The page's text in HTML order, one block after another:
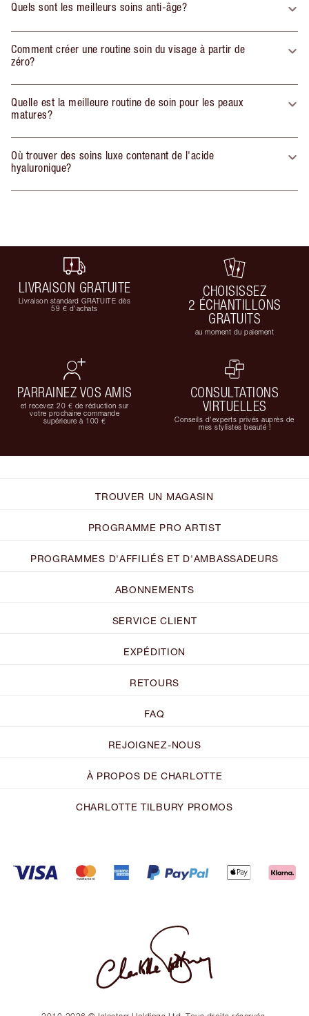
Quels sont les meilleurs soins anti-âge?
Comment créer une routine soin du visage à partir de
zéro?
Quelle est la meilleure routine de soin pour les peaux
matures?
Où trouver des soins luxe contenant de l'acide
hyaluronique?
LIVRAISON GRATUITE
Livraison standard GRATUITE dès
59 € d'achats
CHOISISSEZ
2 ÉCHANTILLONS
GRATUITS
au moment du paiement
PARRAINEZ VOS AMIS
et recevez 20 € de réduction sur
votre prochaine commande
supérieure à 100 €
CONSULTATIONS
VIRTUELLES
Conseils d'experts privés auprès de
mes stylistes beauté !
TROUVER UN MAGASIN
PROGRAMME PRO ARTIST
PROGRAMMES D'AFFILIÉS ET D'AMBASSADEURS
ABONNEMENTS
SERVICE CLIENT
EXPÉDITION
RETOURS
FAQ
REJOIGNEZ-NOUS
À PROPOS DE CHARLOTTE
CHARLOTTE TILBURY PROMOS